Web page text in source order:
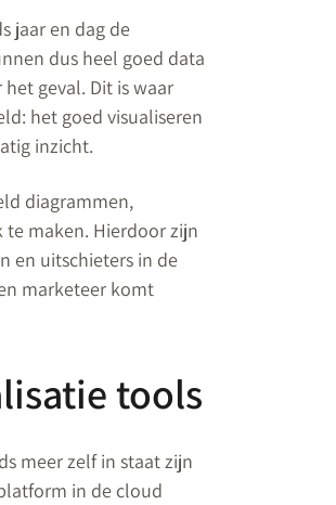
jaar en dag de
dus heel goed data
geval. Dit is waar
het goed visualiseren
inzicht.
diagrammen,
maken. Hierdoor zijn
en uitschieters in de
marketeer komt
tools
meer zelf in staat zijn
in de cloud